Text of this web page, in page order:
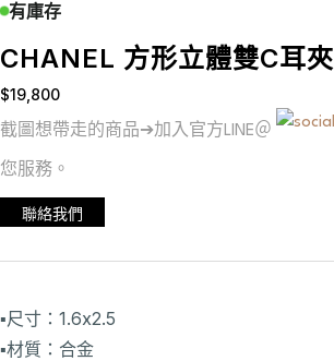
有庫存
CHANEL 方形立體雙C耳夾
$19,800
截圖想帶走的商品➔加入官方LINE＠
您服務。
聯絡我們
▪️尺寸：1.6x2.5
▪️材質：合金